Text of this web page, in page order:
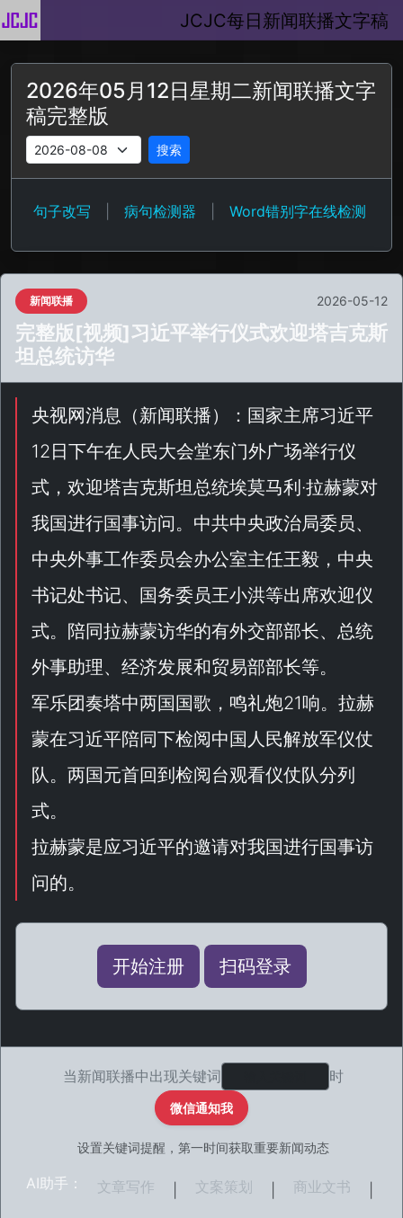
JCJC每日新闻联播文字稿
2026年05月12日星期二新闻联播文字
稿完整版
搜索
句子改写 病句检测器 Word错别字在线检测
新闻联播 2026-05-12
完整版[视频]习近平举行仪式欢迎塔吉克斯
坦总统访华
央视网消息（新闻联播）：国家主席习近平
12日下午在人民大会堂东门外广场举行仪
式，欢迎塔吉克斯坦总统埃莫马利·拉赫蒙对
我国进行国事访问。中共中央政治局委员、
中央外事工作委员会办公室主任王毅，中央
书记处书记、国务委员王小洪等出席欢迎仪
式。陪同拉赫蒙访华的有外交部部长、总统
外事助理、经济发展和贸易部部长等。
军乐团奏塔中两国国歌，鸣礼炮21响。拉赫
蒙在习近平陪同下检阅中国人民解放军仪仗
队。两国元首回到检阅台观看仪仗队分列
式。
拉赫蒙是应习近平的邀请对我国进行国事访
问的。
开始注册 扫码登录
当新闻联播中出现关键词 时
微信通知我
设置关键词提醒，第一时间获取重要新闻动态
AI助手： 文章写作 文案策划 商业文书